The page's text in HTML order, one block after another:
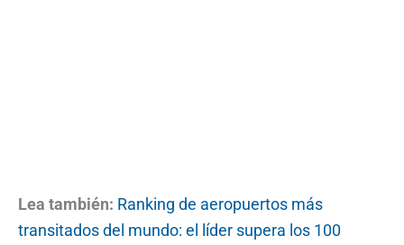
Lea también: Ranking de aeropuertos más
transitados del mundo: el líder supera los 100